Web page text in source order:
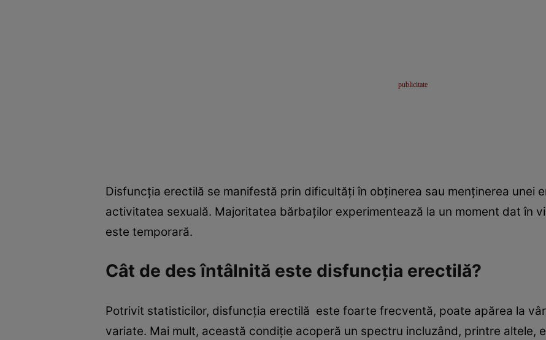
Disfuncția erectilă se manifestă prin dificultăți în obținerea sau menținerea unei
activitatea sexuală. Majoritatea bărbaților experimentează la un moment dat în
este temporară.
Cât de des întâlnită este disfuncția erectilă?
Potrivit statisticilor, disfuncția erectilă este foarte frecventă, poate apărea la
variate. Mai mult, această condiție acoperă un spectru incluzând, printre altele,